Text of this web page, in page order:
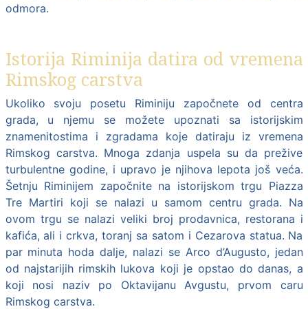
odmora.
Istorija Riminija datira od vremena
Rimskog carstva
Ukoliko svoju posetu Riminiju započnete od centra
grada, u njemu se možete upoznati sa istorijskim
znamenitostima i zgradama koje datiraju iz vremena
Rimskog carstva. Mnoga zdanja uspela su da prežive
turbulentne godine, i upravo je njihova lepota još veća.
Šetnju Riminijem započnite na istorijskom trgu Piazza
Tre Martiri koji se nalazi u samom centru grada. Na
ovom trgu se nalazi veliki broj prodavnica, restorana i
kafića, ali i crkva, toranj sa satom i Cezarova statua. Na
par minuta hoda dalje, nalazi se Arco d’Augusto, jedan
od najstarijih rimskih lukova koji je opstao do danas, a
koji nosi naziv po Oktavijanu Avgustu, prvom caru
Rimskog carstva.